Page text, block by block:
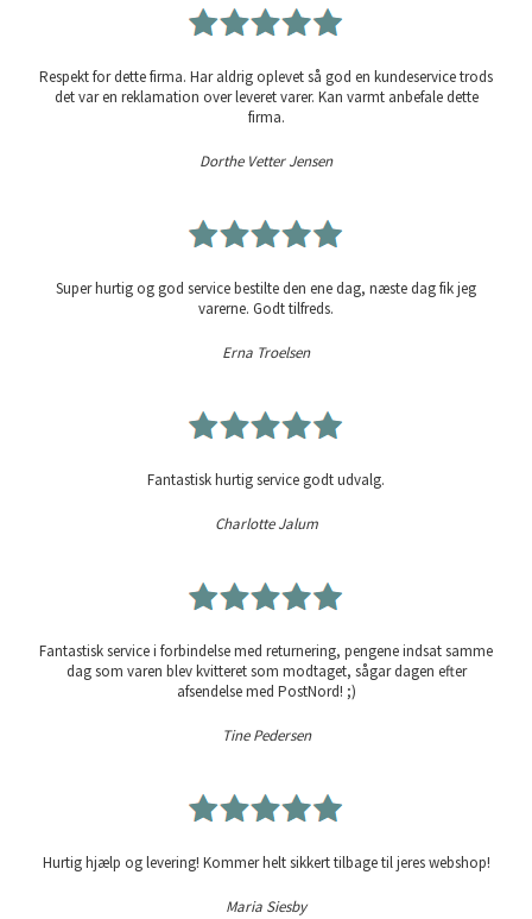
Respekt for dette firma. Har aldrig oplevet så god en kundeservice trods
det var en reklamation over leveret varer. Kan varmt anbefale dette
firma.
Dorthe Vetter Jensen
Super hurtig og god service bestilte den ene dag, næste dag fik jeg
varerne. Godt tilfreds.
Erna Troelsen
Fantastisk hurtig service godt udvalg.
Charlotte Jalum
Fantastisk service i forbindelse med returnering, pengene indsat samme
dag som varen blev kvitteret som modtaget, sågar dagen efter
afsendelse med PostNord! ;)
Tine Pedersen
Hurtig hjælp og levering! Kommer helt sikkert tilbage til jeres webshop!
Maria Siesby